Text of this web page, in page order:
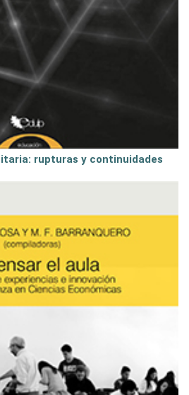
rupturas y continuidades